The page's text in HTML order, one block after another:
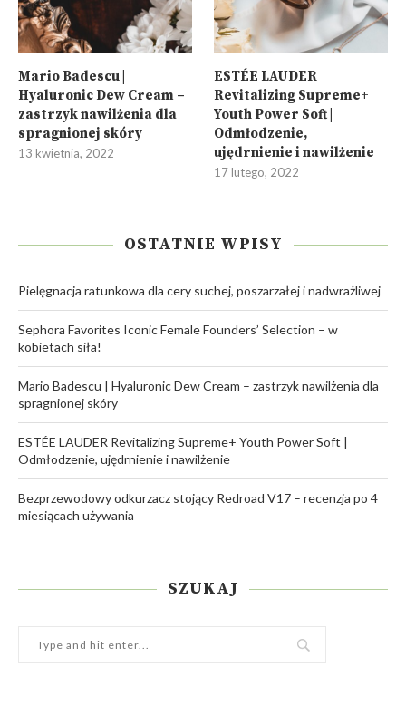
Mario Badescu |
Hyaluronic Dew Cream –
zastrzyk nawilżenia dla
spragnionej skóry
13 kwietnia, 2022
ESTÉE LAUDER
Revitalizing Supreme+
Youth Power Soft |
Odmłodzenie,
ujędrnienie i nawilżenie
17 lutego, 2022
OSTATNIE WPISY
Pielęgnacja ratunkowa dla cery suchej, poszarzałej i nadwrażliwej
Sephora Favorites Iconic Female Founders’ Selection – w
kobietach siła!
Mario Badescu | Hyaluronic Dew Cream – zastrzyk nawilżenia dla
spragnionej skóry
ESTÉE LAUDER Revitalizing Supreme+ Youth Power Soft |
Odmłodzenie, ujędrnienie i nawilżenie
Bezprzewodowy odkurzacz stojący Redroad V17 – recenzja po 4
miesiącach używania
SZUKAJ